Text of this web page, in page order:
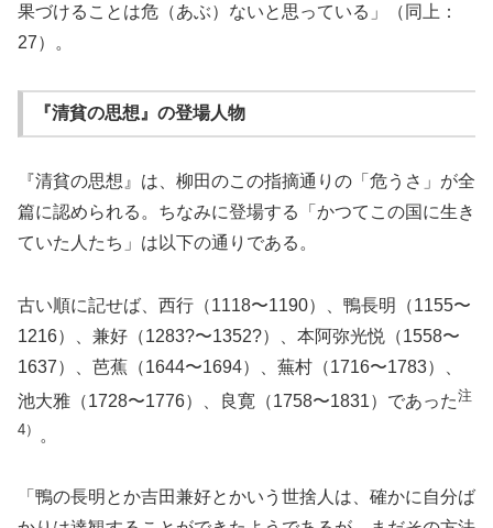
果づけることは危（あぶ）ないと思っている」（同上：
27）。
『清貧の思想』の登場人物
『清貧の思想』は、柳田のこの指摘通りの「危うさ」が全
篇に認められる。ちなみに登場する「かつてこの国に生き
ていた人たち」は以下の通りである。
古い順に記せば、西行（1118〜1190）、鴨長明（1155〜
1216）、兼好（1283?〜1352?）、本阿弥光悦（1558〜
1637）、芭蕉（1644〜1694）、蕪村（1716〜1783）、
池大雅（1728〜1776）、良寛（1758〜1831）であった注
4） 。
「鴨の長明とか吉田兼好とかいう世捨人は、確かに自分ば